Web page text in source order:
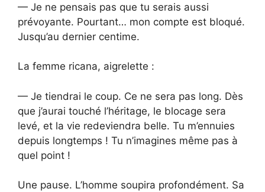
— Je ne pensais pas que tu serais aussi
prévoyante. Pourtant… mon compte est bloqué.
Jusqu’au dernier centime.
La femme ricana, aigrelette :
— Je tiendrai le coup. Ce ne sera pas long. Dès
que j’aurai touché l’héritage, le blocage sera
levé, et la vie redeviendra belle. Tu m’ennuies
depuis longtemps ! Tu n’imagines même pas à
quel point !
Une pause. L’homme soupira profondément. Sa